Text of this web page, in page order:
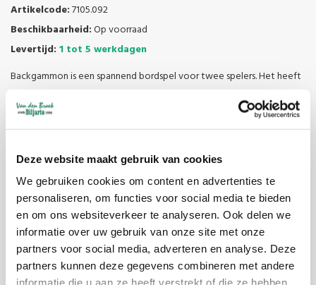
Deze website maakt gebruik van cookies
We gebruiken cookies om content en advertenties te
personaliseren, om functies voor social media te bieden
en om ons websiteverkeer te analyseren. Ook delen we
informatie over uw gebruik van onze site met onze
partners voor social media, adverteren en analyse. Deze
partners kunnen deze gegevens combineren met andere
informatie die u aan ze heeft verstrekt of die ze hebben
Artikelcode:7105.092
Beschikbaarheid:Op voorraad
Levertijd: 1 tot 5 werkdagen
Backgammon is een spannend bordspel voor twee spelers. Het heeft
eenvoudige regels en je kunt je eerste wedstrijd meteen beginnen.
De stenen zijn geplaatst op het speelbord op een vooraf bepaalde
stappen bepaald. Beleef de spanning van het gooien van de
dobbelstenen en overweeg dan je tactische zet.
Wat zal het resultaat van de dobbelstenen van je tegenstander zijn?
Durf je een risico te nemen of speel je op veilig? Hou je ogen op de
stenen van je tegenstander. Iedere worp van de dobbelstenen brengt
enthousiasme en een nieuwe impuls aan het spel. Zelfs wanneer het
spel jouw kant op lijkt gaan kan alles plotseling veranderen als de